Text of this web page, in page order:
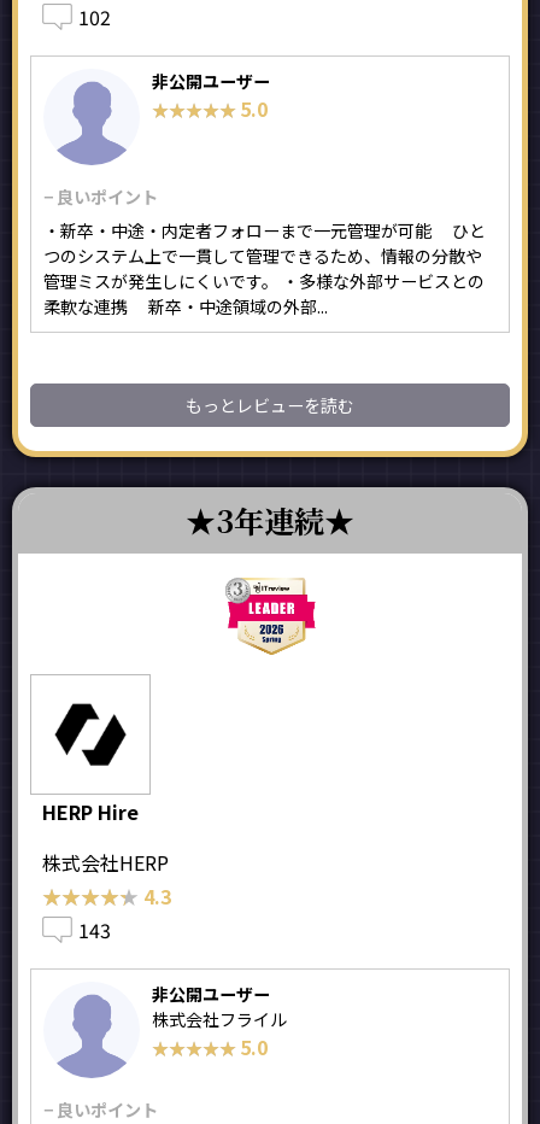
102
非公開ユーザー
★★★★★
★★★★★ 5.0
− 良いポイント
・新卒・中途・内定者フォローまで一元管理が可能 ひと
つのシステム上で一貫して管理できるため、情報の分散や
管理ミスが発生しにくいです。 ・多様な外部サービスとの
柔軟な連携 新卒・中途領域の外部...
もっとレビューを読む
3年連続
HERP Hire
株式会社HERP
★★★★★
★★★★★ 4.3
143
非公開ユーザー
株式会社フライル
★★★★★
★★★★★ 5.0
− 良いポイント